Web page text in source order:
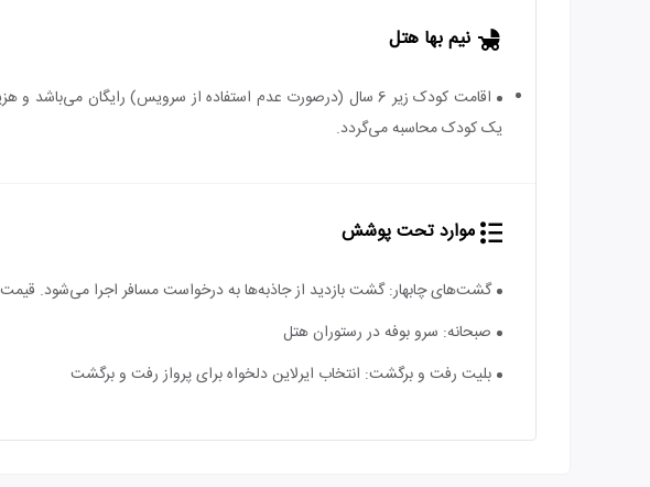
نیم بها هتل
یک کودک محاسبه می‌گردد.
موارد تحت پوشش
گشت‌های چابهار: گشت بازدید از جاذبه‌ها به درخواست مسافر اجرا می‌شود.
صبحانه: سرو بوفه در رستوران هتل
بلیت رفت و برگشت: انتخاب ایرلاین دلخواه برای پرواز رفت و برگشت